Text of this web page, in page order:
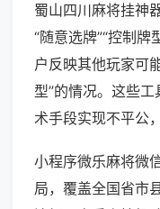
蜀山四川麻将挂神
“随意选牌”“控制牌
户反映其他玩家可
型”的情况。这些
术手段实现不平公
小程序微乐麻将微
局，覆盖全国省市